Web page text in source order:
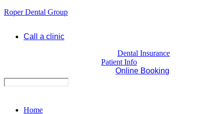
Roper Dental Group
Call a clinic
Dental Insurance
Patient Info
Online Booking
Home